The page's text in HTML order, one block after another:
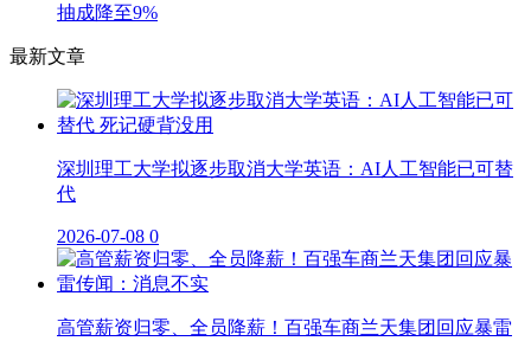
抽成降至9%
最新文章
深圳理工大学拟逐步取消大学英语：AI人工智能已可替
代
2026-07-08 0
高管薪资归零、全员降薪！百强车商兰天集团回应暴雷